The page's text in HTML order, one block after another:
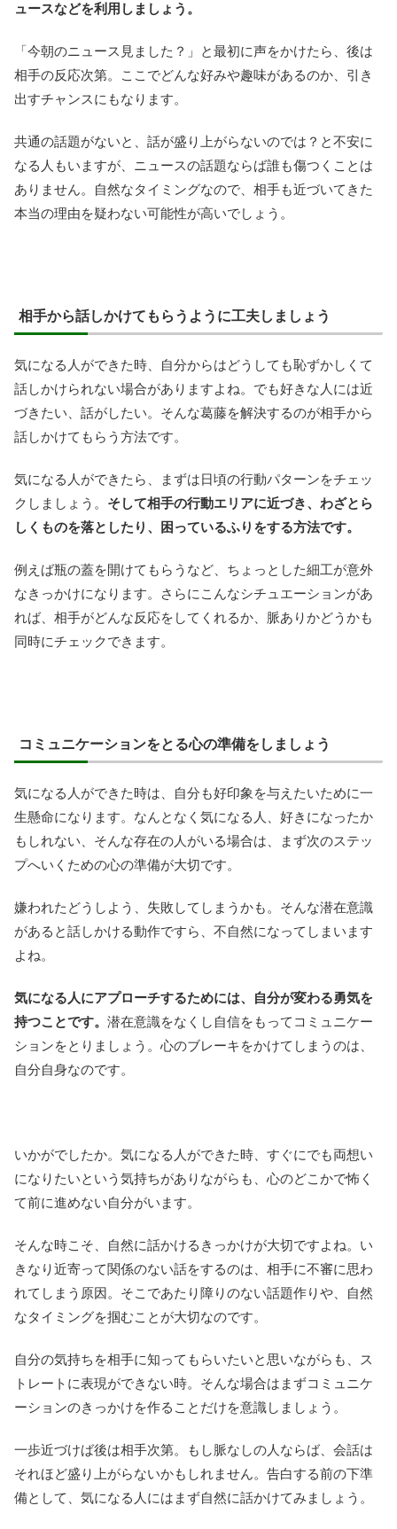
ュースなどを利用しましょう。
「今朝のニュース見ました？」と最初に声をかけたら、後は
相手の反応次第。ここでどんな好みや趣味があるのか、引き
出すチャンスにもなります。
共通の話題がないと、話が盛り上がらないのでは？と不安に
なる人もいますが、ニュースの話題ならば誰も傷つくことは
ありません。自然なタイミングなので、相手も近づいてきた
本当の理由を疑わない可能性が高いでしょう。
相手から話しかけてもらうように工夫しましょう
気になる人ができた時、自分からはどうしても恥ずかしくて
話しかけられない場合がありますよね。でも好きな人には近
づきたい、話がしたい。そんな葛藤を解決するのが相手から
話しかけてもらう方法です。
気になる人ができたら、まずは日頃の行動パターンをチェッ
クしましょう。 そして相手の行動エリアに近づき、わざとら
しくものを落としたり、困っているふりをする方法です。
例えば瓶の蓋を開けてもらうなど、ちょっとした細工が意外
なきっかけになります。さらにこんなシチュエーションがあ
れば、相手がどんな反応をしてくれるか、脈ありかどうかも
同時にチェックできます。
コミュニケーションをとる心の準備をしましょう
気になる人ができた時は、自分も好印象を与えたいために一
生懸命になります。なんとなく気になる人、好きになったか
もしれない、そんな存在の人がいる場合は、まず次のステッ
プへいくための心の準備が大切です。
嫌われたどうしよう、失敗してしまうかも。そんな潜在意識
があると話しかける動作ですら、不自然になってしまいます
よね。
気になる人にアプローチするためには、自分が変わる勇気を
持つことです。 潜在意識をなくし自信をもってコミュニケー
ションをとりましょう。心のブレーキをかけてしまうのは、
自分自身なのです。
いかがでしたか。気になる人ができた時、すぐにでも両想い
になりたいという気持ちがありながらも、心のどこかで怖く
て前に進めない自分がいます。
そんな時こそ、自然に話かけるきっかけが大切ですよね。い
きなり近寄って関係のない話をするのは、相手に不審に思わ
れてしまう原因。そこであたり障りのない話題作りや、自然
なタイミングを掴むことが大切なのです。
自分の気持ちを相手に知ってもらいたいと思いながらも、ス
トレートに表現ができない時。そんな場合はまずコミュニケ
ーションのきっかけを作ることだけを意識しましょう。
一歩近づけば後は相手次第。もし脈なしの人ならば、会話は
それほど盛り上がらないかもしれません。告白する前の下準
備として、気になる人にはまず自然に話かけてみましょう。